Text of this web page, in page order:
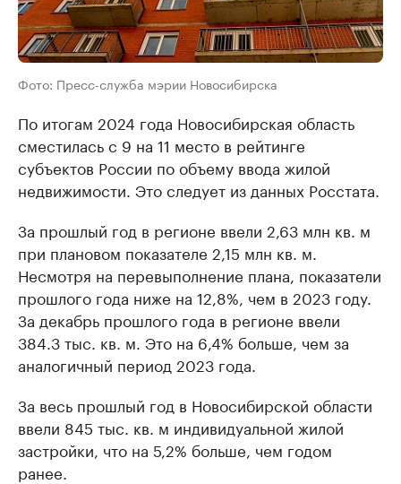
Фото: Пресс-служба мэрии Новосибирска
По итогам 2024 года Новосибирская область
сместилась с 9 на 11 место в рейтинге
субъектов России по объему ввода жилой
недвижимости. Это следует из данных Росстата.
За прошлый год в регионе ввели 2,63 млн кв. м
при плановом показателе 2,15 млн кв. м.
Несмотря на перевыполнение плана, показатели
прошлого года ниже на 12,8%, чем в 2023 году.
За декабрь прошлого года в регионе ввели
384.3 тыс. кв. м. Это на 6,4% больше, чем за
аналогичный период 2023 года.
За весь прошлый год в Новосибирской области
ввели 845 тыс. кв. м индивидуальной жилой
застройки, что на 5,2% больше, чем годом
ранее.